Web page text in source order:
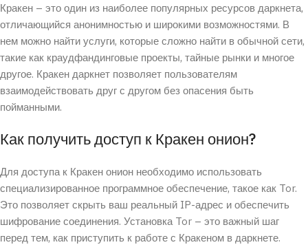
Кракен – это один из наиболее популярных ресурсов даркнета,
отличающийся анонимностью и широкими возможностями. В
нем можно найти услуги, которые сложно найти в обычной сети,
такие как краудфандинговые проекты, тайные рынки и многое
другое. Кракен даркнет позволяет пользователям
взаимодействовать друг с другом без опасения быть
пойманными.
Как получить доступ к Кракен онион?
Для доступа к Кракен онион необходимо использовать
специализированное программное обеспечение, такое как Tor.
Это позволяет скрыть ваш реальный IP-адрес и обеспечить
шифрование соединения. Установка Tor – это важный шаг
перед тем, как приступить к работе с Кракеном в даркнете.